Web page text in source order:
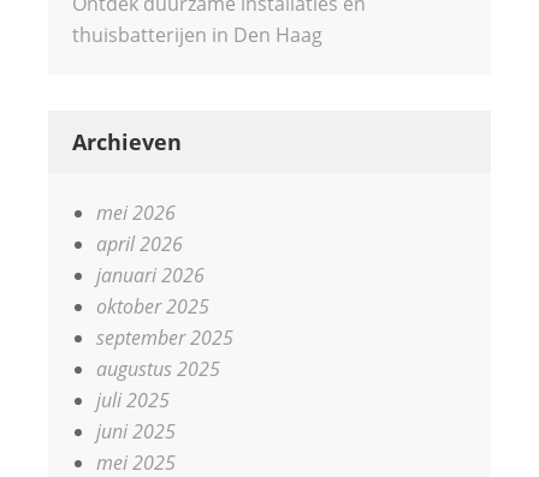
thuisbatterijen in Den Haag
Archieven
mei 2026
april 2026
januari 2026
oktober 2025
september 2025
augustus 2025
juli 2025
juni 2025
mei 2025